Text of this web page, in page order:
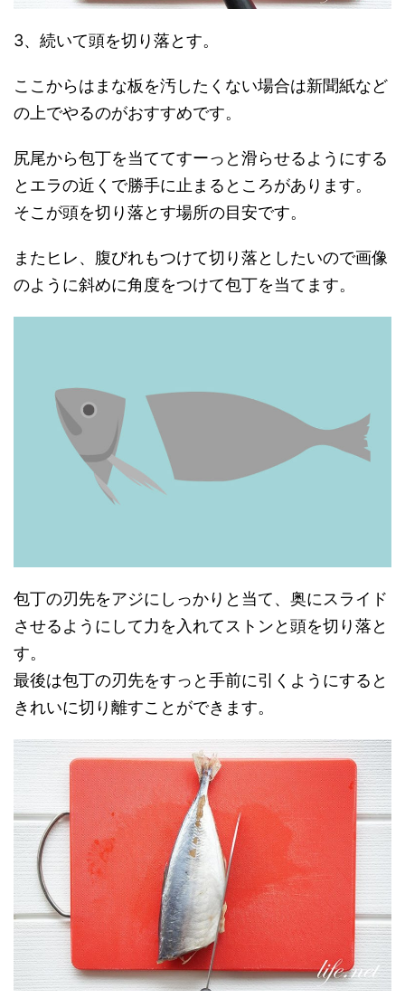
3、続いて頭を切り落とす。
ここからはまな板を汚したくない場合は新聞紙など
の上でやるのがおすすめです。
尻尾から包丁を当ててすーっと滑らせるようにする
とエラの近くで勝手に止まるところがあります。
そこが頭を切り落とす場所の目安です。
またヒレ、腹びれもつけて切り落としたいので画像
のように斜めに角度をつけて包丁を当てます。
包丁の刃先をアジにしっかりと当て、奥にスライド
させるようにして力を入れてストンと頭を切り落と
す。
最後は包丁の刃先をすっと手前に引くようにすると
きれいに切り離すことができます。